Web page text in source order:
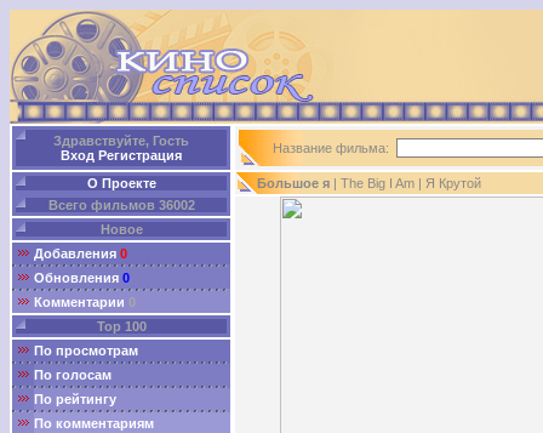
Здравствуйте, Гость
Вход Регистрация
О Проекте
Всего фильмов 36002
Новое
Добавления 0
Обновления 0
Комментарии 0
Top 100
По просмотрам
По голосам
По рейтингу
По комментариям
Название фильма:
Большое я | The Big I Am | Я Крутой